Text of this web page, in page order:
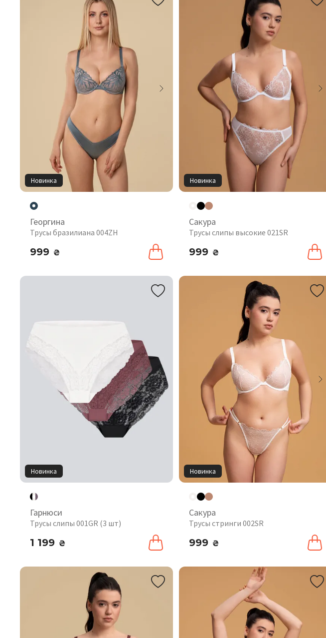
Новинка
Георгина
Трусы бразилиана 004ZH
999 ₴
Новинка
Сакура
Трусы слипы высокие 021SR
999 ₴
Новинка
Гарнюси
Трусы слипы 001GR (3 шт)
1 199 ₴
Новинка
Сакура
Трусы стринги 002SR
999 ₴